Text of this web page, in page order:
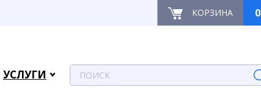
КОРЗИНА 0
УСЛУГИ